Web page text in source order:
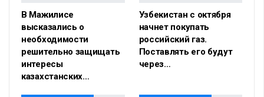
В Мажилисе
высказались о
необходимости
решительно защищать
интересы
казахстанских…
Узбекистан с октября
начнет покупать
российский газ.
Поставлять его будут
через…